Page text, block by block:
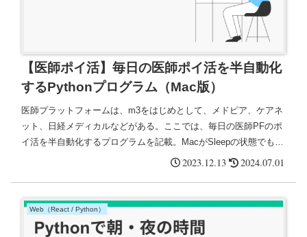
【医師ポイ活】毎日の医師ポイ活を半自動化
するPythonプログラム（Mac版）
医師プラットフォームは、m3をはじめとして、メドピア、ケアネ
ット、日経メディカルなどがある。ここでは、毎日の医師PFのポ
イ活を半自動化するプログラムを記載。MacがSleepの状態でも特
定の設定した時刻になると、ポイ活サイトを複数自動で開く。
2023.12.13 2024.07.01
Web（React / Python）